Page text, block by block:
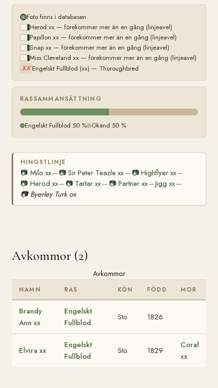
Foto finns i databasen
Herod xx — förekommer mer än en gång (linjeavel)
Papillon xx — förekommer mer än en gång (linjeavel)
Snap xx — förekommer mer än en gång (linjeavel)
Miss Cleveland xx — förekommer mer än en gång (linjeavel)
XX Engelskt Fullblod (xx) — Thoroughbred
RASSAMMANSÄTTNING
Engelskt Fullblod 50 % Okänd 50 %
HINGSTLINJE
📷 Milo xx— 📷Sir Peter Teazle xx— 📷 Highflyer xx—
📷 Herod xx— 📷 Tartar xx— 📷 Partner xx—Jigg xx—
📷 Byerley Turk ox
Avkommor (2)
Avkommor
NAMN RAS KÖN FÖDD MOR
Brandy
Ann xx
Engelskt
Fullblod
Sto 1826
Elvira xx
Engelskt
Fullblod
Sto 1829
Coral
xx